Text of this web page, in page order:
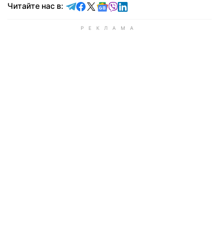
Читайте нас в: Читайте в Telegram
Читайте в Facebook
Читайте в X
Читайте в Google news
Читайте в Viber
Читайте в LinkedIn